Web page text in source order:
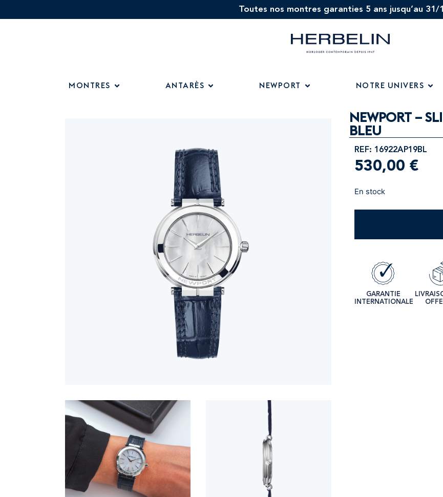
Toutes nos montres garanties 5 ans jusqu’au 31/
MONTRES ANTARÈS NEWPORT NOTRE UNIVERS
NEWPORT –
BLEU
REF: 16922AP19BL
530,00 €
En stock
GARANTIE
INTERNATIONALE